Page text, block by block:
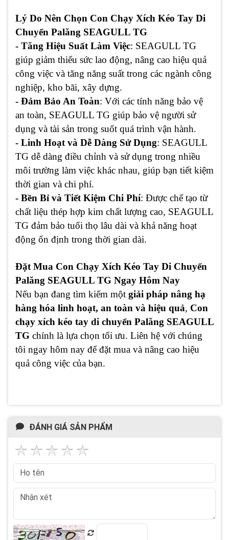
Lý Do Nên Chọn Con Chạy Xích Kéo Tay Di
Chuyển Palăng SEAGULL TG
- Tăng Hiệu Suất Làm Việc: SEAGULL TG
giúp giảm thiểu sức lao động, nâng cao hiệu quả
công việc và tăng năng suất trong các ngành công
nghiệp, kho bãi, xây dựng.
- Đảm Bảo An Toàn: Với các tính năng bảo vệ
an toàn, SEAGULL TG giúp bảo vệ người sử
dụng và tài sản trong suốt quá trình vận hành.
- Linh Hoạt và Dễ Dàng Sử Dụng: SEAGULL
TG dễ dàng điều chỉnh và sử dụng trong nhiều
môi trường làm việc khác nhau, giúp bạn tiết kiệm
thời gian và chi phí.
- Bền Bỉ và Tiết Kiệm Chi Phí: Được chế tạo từ
chất liệu thép hợp kim chất lượng cao, SEAGULL
TG đảm bảo tuổi thọ lâu dài và khả năng hoạt
động ổn định trong thời gian dài.
Đặt Mua Con Chạy Xích Kéo Tay Di Chuyển
Palăng SEAGULL TG Ngay Hôm Nay
Nếu bạn đang tìm kiếm một giải pháp nâng hạ
hàng hóa linh hoạt, an toàn và hiệu quả, Con
chạy xích kéo tay di chuyển Palăng SEAGULL
TG chính là lựa chọn tối ưu. Liên hệ với chúng
tôi ngay hôm nay để đặt mua và nâng cao hiệu
quả công việc của bạn.
ĐÁNH GIÁ SẢN PHẨM